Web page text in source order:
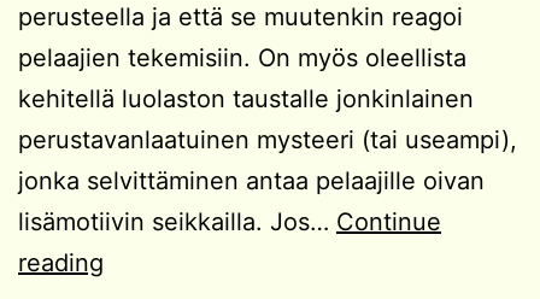
perusteella ja että se muutenkin reagoi
pelaajien tekemisiin. On myös oleellista
kehitellä luolaston taustalle jonkinlainen
perustavanlaatuinen mysteeri (tai useampi),
jonka selvittäminen antaa pelaajille oivan
lisämotiivin seikkailla. Jos… Continue
reading